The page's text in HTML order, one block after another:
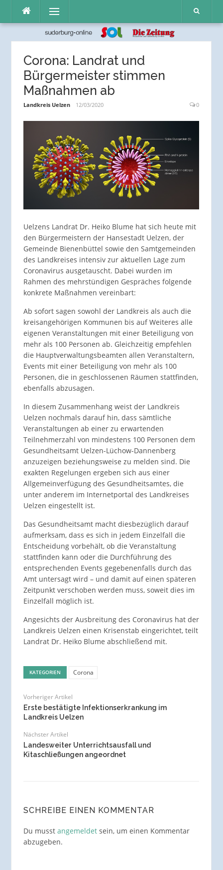
Inhalt
Menü
Corona: Landrat und
Bürgermeister stimmen
Maßnahmen ab
Landkreis Uelzen 12/03/2020 0
Uelzens Landrat Dr. Heiko Blume hat sich heute mit
den Bürgermeistern der Hansestadt Uelzen, der
Gemeinde Bienenbüttel sowie den Samtgemeinden
des Landkreises intensiv zur aktuellen Lage zum
Coronavirus ausgetauscht. Dabei wurden im
Rahmen des mehrstündigen Gespräches folgende
konkrete Maßnahmen vereinbart:
Ab sofort sagen sowohl der Landkreis als auch die
kreisangehörigen Kommunen bis auf Weiteres alle
eigenen Veranstaltungen mit einer Beteiligung von
mehr als 100 Personen ab. Gleichzeitig empfehlen
die Hauptverwaltungsbeamten allen Veranstaltern,
Events mit einer Beteiligung von mehr als 100
Personen, die in geschlossenen Räumen stattfinden,
ebenfalls abzusagen.
In diesem Zusammenhang weist der Landkreis
Uelzen nochmals darauf hin, dass sämtliche
Veranstaltungen ab einer zu erwartenden
Teilnehmerzahl von mindestens 100 Personen dem
Gesundheitsamt Uelzen-Lüchow-Dannenberg
anzuzeigen beziehungsweise zu melden sind. Die
exakten Regelungen ergeben sich aus einer
Allgemeinverfügung des Gesundheitsamtes, die
unter anderem im Internetportal des Landkreises
Uelzen eingestellt ist.
Das Gesundheitsamt macht diesbezüglich darauf
aufmerksam, dass es sich in jedem Einzelfall die
Entscheidung vorbehält, ob die Veranstaltung
stattfinden kann oder die Durchführung des
entsprechenden Events gegebenenfalls durch das
Amt untersagt wird – und damit auf einen späteren
Zeitpunkt verschoben werden muss, soweit dies im
Einzelfall möglich ist.
Angesichts der Ausbreitung des Coronavirus hat der
Landkreis Uelzen einen Krisenstab eingerichtet, teilt
Landrat Dr. Heiko Blume abschließend mit.
KATEGORIEN Corona
Vorheriger Artikel
Erste bestätigte Infektionserkrankung im
Landkreis Uelzen
Nächster Artikel
Landesweiter Unterrichtsausfall und
Kitaschließungen angeordnet
SCHREIBE EINEN KOMMENTAR
Du musst angemeldetsein, um einen Kommentar
abzugeben.